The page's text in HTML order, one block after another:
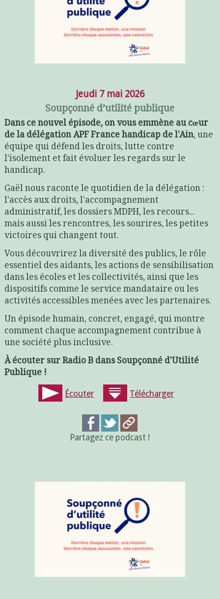
Jeudi 7 mai 2026
Soupçonné d’utilité publique
Dans ce nouvel épisode, on vous emmène au cœur
de la délégation APF France handicap de l'Ain, une
équipe qui défend les droits, lutte contre
l'isolement et fait évoluer les regards sur le
handicap.
Gaël nous raconte le quotidien de la délégation :
l'accès aux droits, l'accompagnement
administratif, les dossiers MDPH, les recours...
mais aussi les rencontres, les sourires, les petites
victoires qui changent tout.
Vous découvrirez la diversité des publics, le rôle
essentiel des aidants, les actions de sensibilisation
dans les écoles et les collectivités, ainsi que les
dispositifs comme le service mandataire ou les
activités accessibles menées avec les partenaires.
Un épisode humain, concret, engagé, qui montre
comment chaque accompagnement contribue à
une société plus inclusive.
À écouter sur Radio B dans Soupçonné d'Utilité
Publique !
Écouter Télécharger
Partagez ce podcast !